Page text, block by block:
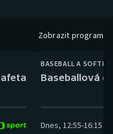
Zobrazit program
BASEBALL A
Baseballová
Dnes, 12:55-16:15